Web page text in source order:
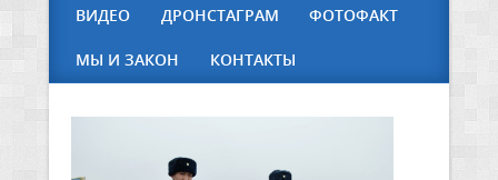
ВИДЕО ДРОНСТАГРАМ ФОТОФАКТ
МЫ И ЗАКОН КОНТАКТЫ